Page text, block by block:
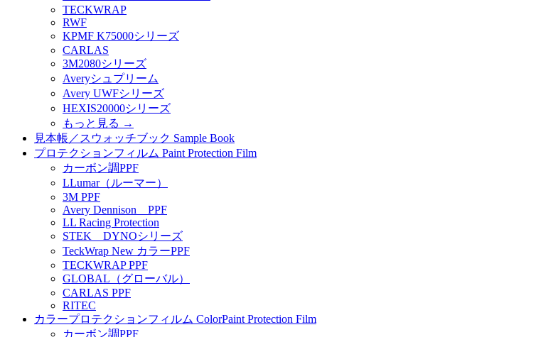
TECKWRAP
RWF
KPMF K75000シリーズ
CARLAS
3M2080シリーズ
Averyシュプリーム
Avery UWFシリーズ
HEXIS20000シリーズ
もっと見る →
見本帳／スウォッチブック Sample Book
プロテクションフィルム Paint Protection Film
カーボン調PPF
LLumar（ルーマー）
3M PPF
Avery Dennison PPF
LL Racing Protection
STEK DYNOシリーズ
TeckWrap New カラーPPF
TECKWRAP PPF
GLOBAL（グローバル）
CARLAS PPF
RITEC
カラープロテクションフィルム ColorPaint Protection Film
カーボン調PPF